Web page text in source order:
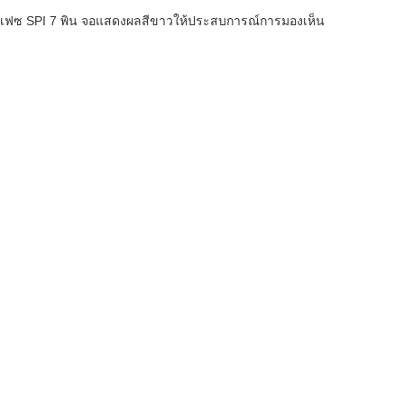
ซ SPI 7 พิน จอแสดงผลสีขาวให้ประสบการณ์การมองเห็น